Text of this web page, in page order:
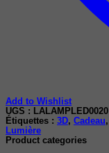
Add to Wishlist
UGS : LALAMPLED0020
Étiquettes : 3D, Cadeau,
Lumière
Product categories